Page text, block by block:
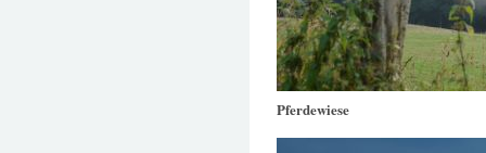
Pferdewiese